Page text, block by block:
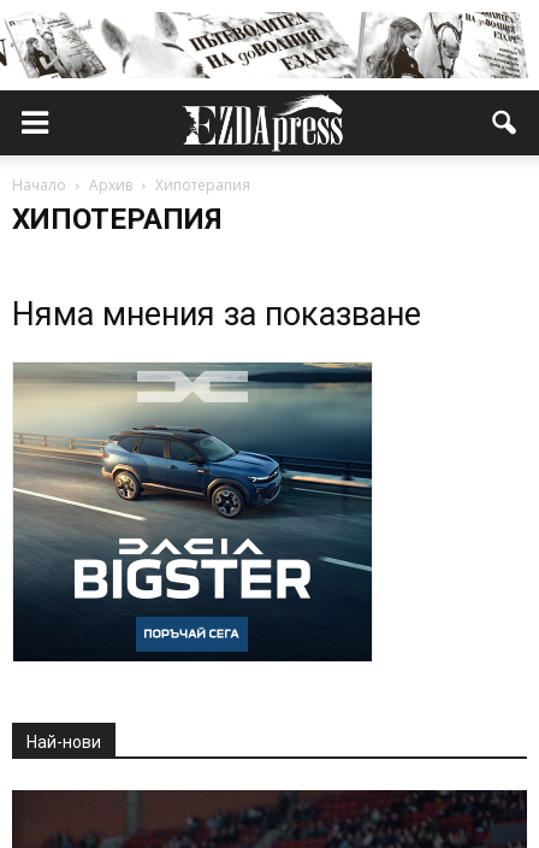
Начало Архив Хипотерапия
ХИПОТЕРАПИЯ
Няма мнения за показване
Най-нови